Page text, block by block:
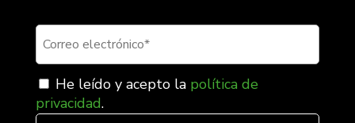
He leído y acepto la política de
privacidad.